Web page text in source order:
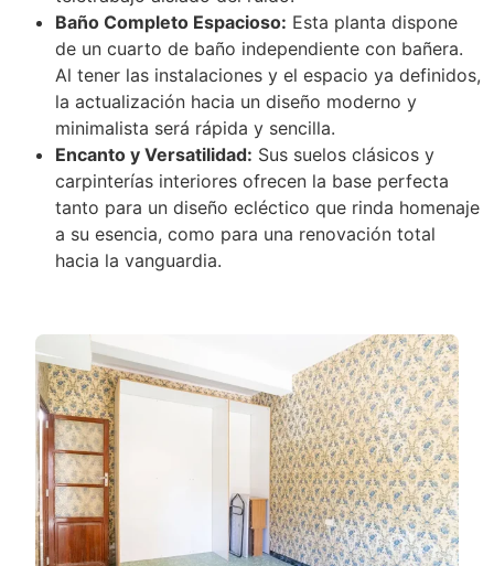
Baño Completo Espacioso: Esta planta dispone
de un cuarto de baño independiente con bañera.
Al tener las instalaciones y el espacio ya definidos,
la actualización hacia un diseño moderno y
minimalista será rápida y sencilla.
Encanto y Versatilidad: Sus suelos clásicos y
carpinterías interiores ofrecen la base perfecta
tanto para un diseño ecléctico que rinda homenaje
a su esencia, como para una renovación total
hacia la vanguardia.